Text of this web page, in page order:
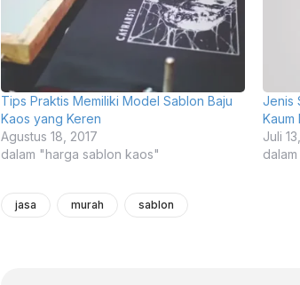
Tips Praktis Memiliki Model Sablon Baju
Kaos yang Keren
Agustus 18, 2017
dalam "harga sablon kaos"
Jenis
Kaum
Juli
jasa murah sablon